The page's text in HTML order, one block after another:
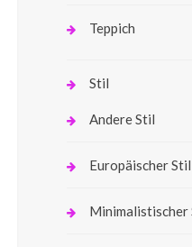
Teppich
Stil
Andere Stil
Europäischer Stil
Minimalistischer